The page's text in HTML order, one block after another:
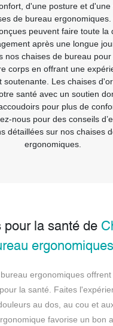
d'une posture et
de bureau
peuvent faire toute la
après une longue
nos chaises de bureau
corps en offrant une
soutenante. Les chaises
santé avec un soutien
pour plus de
nous pour des conseils
détaillées sur nos chaises
ergonomiques.
pour la santé de
ergonomiques
ergonomiques
la santé. Faites
au dos, au cou et
favorise un bon